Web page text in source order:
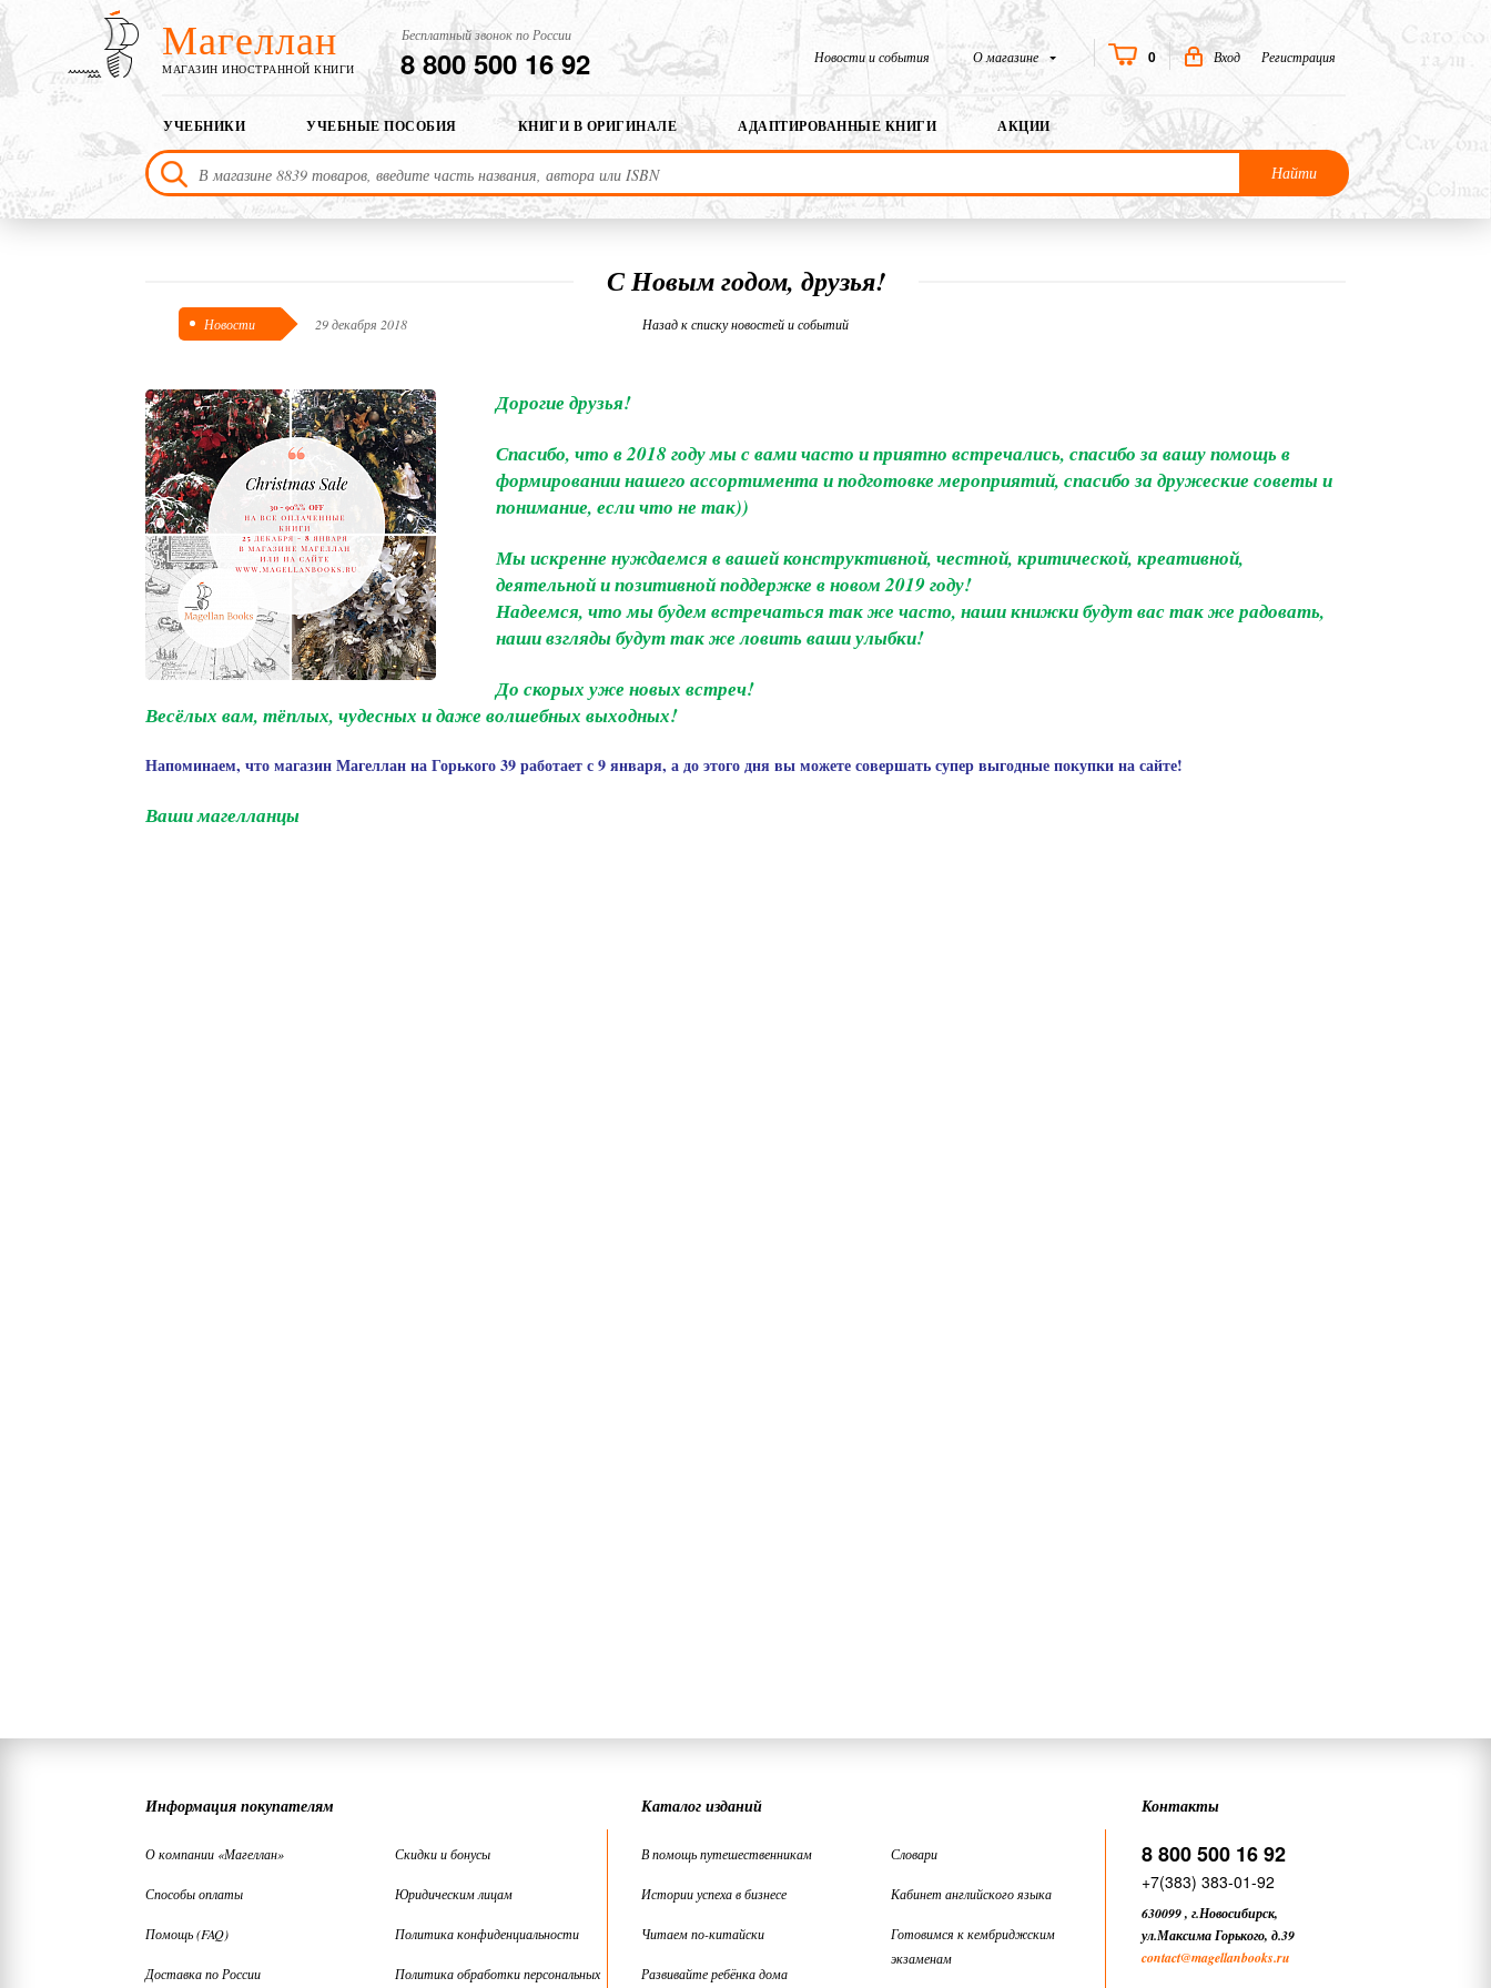
Магеллан
МАГАЗИН ИНОСТРАННОЙ КНИГИ
Бесплатный звонок по России
8 800 500 16 92 Новости и события О магазине 0 Вход Регистрация
УЧЕБНИКИ УЧЕБНЫЕ ПОСОБИЯ КНИГИ В ОРИГИНАЛЕ АДАПТИРОВАННЫЕ КНИГИ АКЦИИ
Найти
С Новым годом, друзья!
Новости 29 декабря 2018 Назад к списку новостей и событий
Дорогие друзья!
Спасибо, что в 2018 году мы с вами часто и приятно встречались, спасибо за вашу помощь в
формировании нашего ассортимента и подготовке мероприятий, спасибо за дружеские советы и
понимание, если что не так))
Мы искренне нуждаемся в вашей конструктивной, честной, критической, креативной,
деятельной и позитивной поддержке в новом 2019 году!
Надеемся, что мы будем встречаться так же часто, наши книжки будут вас так же радовать,
наши взгляды будут так же ловить ваши улыбки!
До скорых уже новых встреч!
Весёлых вам, тёплых, чудесных и даже волшебных выходных!
Напоминаем, что магазин Магеллан на Горького 39 работает с 9 января, а до этого дня вы можете совершать супер выгодные покупки на сайте!
Ваши магелланцы
Информация покупателям
О компании «Магеллан»
Способы оплаты
Помощь (FAQ)
Доставка по России
Скидки и бонусы
Юридическим лицам
Политика конфиденциальности
Политика обработки персональных
Каталог изданий
В помощь путешественникам
Истории успеха в бизнесе
Читаем по-китайски
Развивайте ребёнка дома
Словари
Кабинет английского языка
Готовимся к кембриджским
экзаменам
Контакты
8 800 500 16 92
+7(383) 383-01-92
630099, г.Новосибирск,
ул.Максима Горького, д.39
contact@magellanbooks.ru